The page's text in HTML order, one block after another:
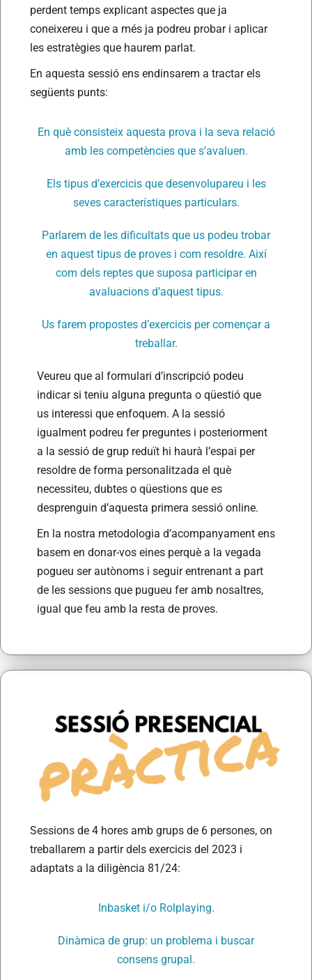
perdent temps explicant aspectes que ja
coneixereu i que a més ja podreu probar i aplicar
les estratègies que haurem parlat.
En aquesta sessió ens endinsarem a tractar els
següents punts:
En què consisteix aquesta prova i la seva relació
amb les competències que s’avaluen.
Els tipus d’exercicis que desenvolupareu i les
seves característiques particulars.
Parlarem de les dificultats que us podeu trobar
en aquest tipus de proves i com resoldre. Així
com dels reptes que suposa participar en
avaluacions d’aquest tipus.
Us farem propostes d’exercicis per començar a
treballar.
Veureu que al formulari d’inscripció podeu
indicar si teniu alguna pregunta o qüestió que
us interessi que enfoquem. A la sessió
igualment podreu fer preguntes i posteriorment
a la sessió de grup reduït hi haurà l’espai per
resoldre de forma personalitzada el què
necessiteu, dubtes o qüestions que es
desprenguin d’aquesta primera sessió online.
En la nostra metodologia d’acompanyament ens
basem en donar-vos eines perquè a la vegada
pogueu ser autònoms i seguir entrenant a part
de les sessions que pugueu fer amb nosaltres,
igual que feu amb la resta de proves.
Sessions de 4 hores amb grups de 6 persones, on
treballarem a partir dels exercicis del 2023 i
adaptats a la diligència 81/24:
Inbasket i/o Rolplaying.
Dinàmica de grup: un problema i buscar
consens grupal.